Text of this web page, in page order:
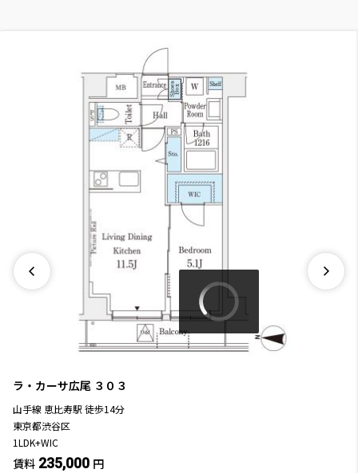
ラ・カーサ広尾 ３０３
山手線 恵比寿駅 徒歩14分
東京都渋谷区
1LDK+WIC
賃料 235,000 円